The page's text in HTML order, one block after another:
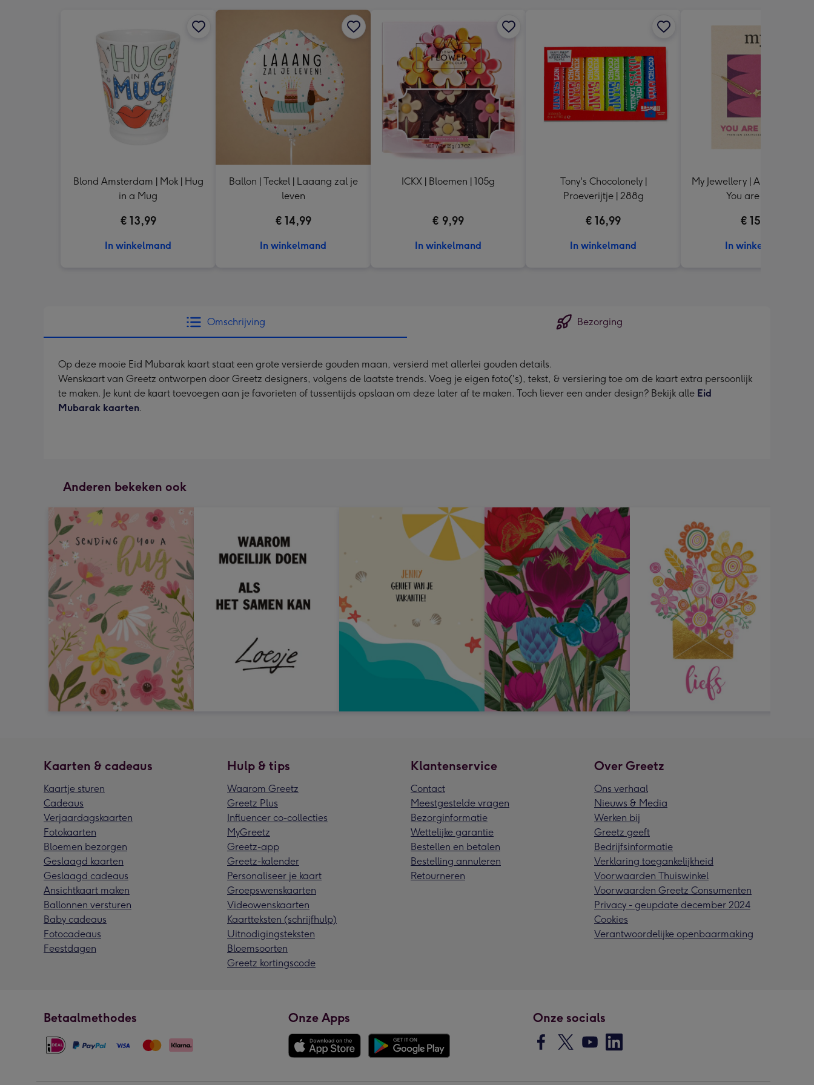
Blond Amsterdam | Mok | Hug
in a Mug
€ 13,99
In winkelmand
Ballon | Teckel | Laaang zal je
leven
€ 14,99
In winkelmand
ICKX | Bloemen | 105g
€ 9,99
In winkelmand
Tony's Chocolonely |
Proeverijtje | 288g
€ 16,99
In winkelmand
My Jewellery | Armband
You are Strong
€ 15,99
In winkelmand
Omschrijving Bezorging
Op deze mooie Eid Mubarak kaart staat een grote versierde gouden maan, versierd met allerlei gouden details.
Wenskaart van Greetz ontworpen door Greetz designers, volgens de laatste trends. Voeg je eigen foto('s), tekst, & versiering toe om de kaart extra persoonlijk
te maken. Je kunt de kaart toevoegen aan je favorieten of tussentijds opslaan om deze later af te maken. Toch liever een ander design? Bekijk alle Eid
Mubarak kaarten.
Anderen bekeken ook
Kaarten & cadeaus
Kaartje sturen
Cadeaus
Verjaardagskaarten
Fotokaarten
Bloemen bezorgen
Geslaagd kaarten
Geslaagd cadeaus
Ansichtkaart maken
Ballonnen versturen
Baby cadeaus
Fotocadeaus
Feestdagen
Hulp & tips
Waarom Greetz
Greetz Plus
Influencer co-collecties
MyGreetz
Greetz-app
Greetz-kalender
Personaliseer je kaart
Groepswenskaarten
Videowenskaarten
Kaartteksten (schrijfhulp)
Uitnodigingsteksten
Bloemsoorten
Greetz kortingscode
Klantenservice
Contact
Meestgestelde vragen
Bezorginformatie
Wettelijke garantie
Bestellen en betalen
Bestelling annuleren
Retourneren
Over Greetz
Ons verhaal
Nieuws & Media
Werken bij
Greetz geeft
Bedrijfsinformatie
Verklaring toegankelijkheid
Voorwaarden Thuiswinkel
Voorwaarden Greetz Consumenten
Privacy - geupdate december 2024
Cookies
Verantwoordelijke openbaarmaking
Betaalmethodes Onze Apps Onze socials